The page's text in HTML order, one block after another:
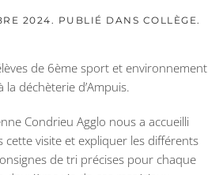
2024 . PUBLIÉ DANS COLLÈGE .
de 6ème sport et environnement
déchèterie d’Ampuis.
Condrieu Agglo nous a accueilli
visite et expliquer les différents
de tri précises pour chaque